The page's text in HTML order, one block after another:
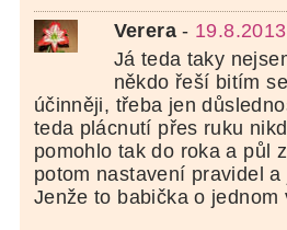
Verera-
Já teda taky
někdo řeší bitím
účinněji, třeba jen
teda plácnutí přes ruku
pomohlo tak do roka a půl
potom nastavení pravidel
Jenže to babička o